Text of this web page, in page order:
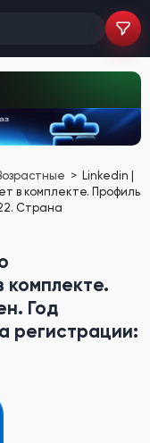
Linkedin |
в комплекте. Профиль
Страна
комплекте.
Год
регистрации: